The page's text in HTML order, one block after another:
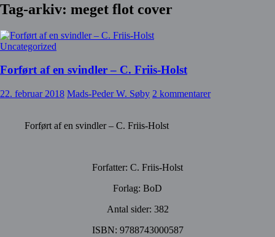
Tag-arkiv: meget flot cover
Uncategorized
Forført af en svindler – C. Friis-Holst
22. februar 2018 Mads-Peder W. Søby 2 kommentarer
Forført af en svindler – C. Friis-Holst
Forfatter: C. Friis-Holst
Forlag: BoD
Antal sider: 382
ISBN: 9788743000587